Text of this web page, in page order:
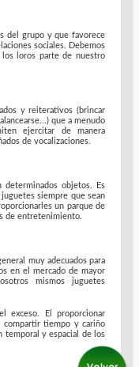
del grupo y que favorece
sociales. Debemos
loros parte de nuestro
y reiterativos (brincar
que a menudo
ejercitar de manera
de vocalizaciones.
determinados objetos. Es
siempre que sean
un parque de
de entretenimiento.
muy adecuados para
en el mercado de mayor
mismos juguetes
exceso. El proporcionar
tiempo y cariño
temporal y espacial de los